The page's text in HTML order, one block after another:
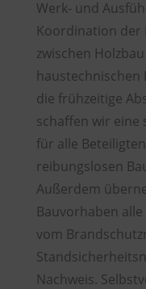
Werk- und
Koordination der
zwischen
haustechnischen
die frühzeitige
schaffen wir eine
für alle
reibungslosen
Außerdem
Bauvorhaben
vom
Nachweis.